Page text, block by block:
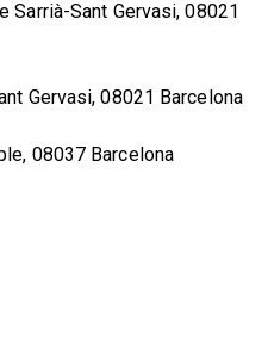
Sarrià-Sant Gervasi, 08021
Gervasi, 08021 Barcelona
08037 Barcelona